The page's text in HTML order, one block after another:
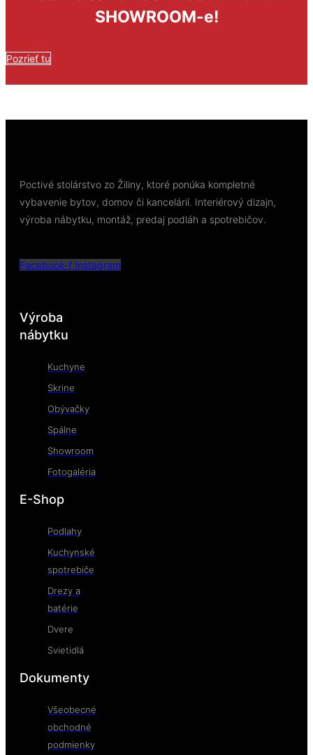
SHOWROOM-e!
Pozrieť tu
Poctivé stolárstvo zo Žiliny, ktoré ponúka kompletné
vybavenie bytov, domov či kancelárií. Interiérový dizajn,
výroba nábytku, montáž, predaj podláh a spotrebičov.
Facebook-f Instagram
Výroba
nábytku
Kuchyne
Skrine
Obývačky
Spálne
Showroom
Fotogaléria
E-Shop
Podlahy
Kuchynské
spotrebiče
Drezy a
batérie
Dvere
Svietidlá
Dokumenty
Všeobecné
obchodné
podmienky